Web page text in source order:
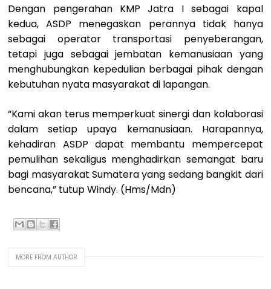
Dengan pengerahan KMP Jatra I sebagai kapal
kedua, ASDP menegaskan perannya tidak hanya
sebagai operator transportasi penyeberangan,
tetapi juga sebagai jembatan kemanusiaan yang
menghubungkan kepedulian berbagai pihak dengan
kebutuhan nyata masyarakat di lapangan.
“Kami akan terus memperkuat sinergi dan kolaborasi
dalam setiap upaya kemanusiaan. Harapannya,
kehadiran ASDP dapat membantu mempercepat
pemulihan sekaligus menghadirkan semangat baru
bagi masyarakat Sumatera yang sedang bangkit dari
bencana,” tutup Windy. (Hms/Mdn)
MORE FROM AUTHOR